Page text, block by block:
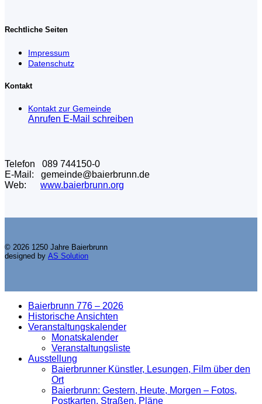
Rechtliche Seiten
Impressum
Datenschutz
Kontakt
Kontakt zur Gemeinde
Anrufen E-Mail schreiben
Telefon 089 744150-0
E-Mail: gemeinde@baierbrunn.de
Web: www.baierbrunn.org
© 2026 1250 Jahre Baierbrunn
designed by AS Solution
Baierbrunn 776 – 2026
Historische Ansichten
Veranstaltungskalender
Monatskalender
Veranstaltungsliste
Ausstellung
Baierbrunner Künstler, Lesungen, Film über den
Ort
Baierbrunn: Gestern, Heute, Morgen – Fotos,
Postkarten, Straßen, Pläne